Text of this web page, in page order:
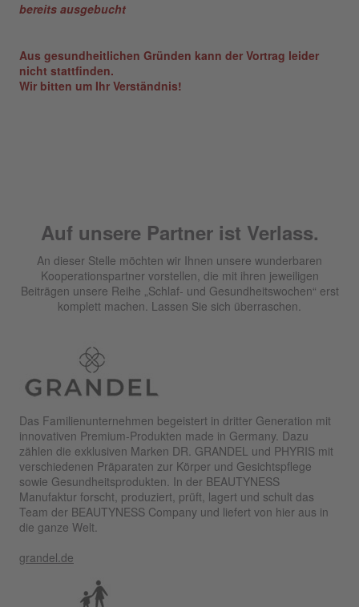
bereits ausgebucht
Aus gesundheitlichen Gründen kann der Vortrag leider
nicht stattfinden.
Wir bitten um Ihr Verständnis!
Auf unsere Partner ist Verlass.
An dieser Stelle möchten wir Ihnen unsere wunderbaren
Kooperationspartner vorstellen, die mit ihren jeweiligen
Beiträgen unsere Reihe „Schlaf- und Gesundheitswochen“ erst
komplett machen. Lassen Sie sich überraschen.
Das Familienunternehmen begeistert in dritter Generation mit
innovativen Premium-Produkten made in Germany. Dazu
zählen die exklusiven Marken DR. GRANDEL und PHYRIS mit
verschiedenen Präparaten zur Körper und Gesichtspflege
sowie Gesundheitsprodukten. In der BEAUTYNESS
Manufaktur forscht, produziert, prüft, lagert und schult das
Team der BEAUTYNESS Company und liefert von hier aus in
die ganze Welt.
grandel.de